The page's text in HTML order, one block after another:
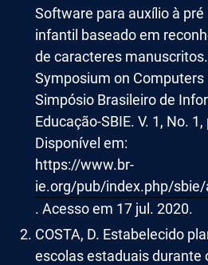
Software para auxílio à
infantil baseado em
de caracteres
Symposium on Computers
Simpósio Brasileiro de
Educação-SBIE. V. 1, No.
Disponível em:
https://www.br-
ie.org/pub/index.php/
. Acesso em 17 jul. 2020.
COSTA, D. Estabelecido
escolas estaduais durante